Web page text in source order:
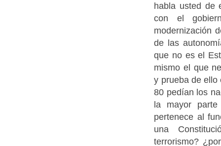
habla usted de
con el
modernización
de las
que no es el
mismo el que
y prueba de ello
80 pedían los
la mayor
pertenece al
una
terrorismo?